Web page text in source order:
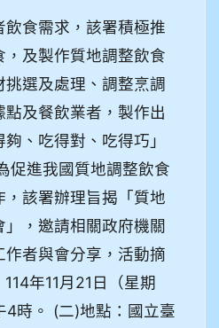
食需求，該署積極推
及製作質地調整飲食
選及處理、調整烹調
及餐飲業者，製作出
、吃得對、吃得巧」
促進我國質地調整飲食
該署辦理旨揭「質地
，邀請相關政府機關
作者與會分享，活動摘
年11月21日（星期
4時。 (二)地點：國立臺